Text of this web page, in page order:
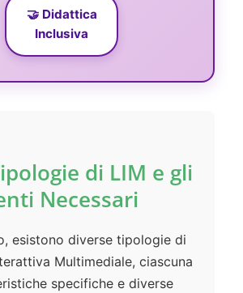
🤝 Didattica
Inclusiva
di LIM e gli
Necessari
esistono diverse tipologie di
Multimediale, ciascuna
specifiche e diverse